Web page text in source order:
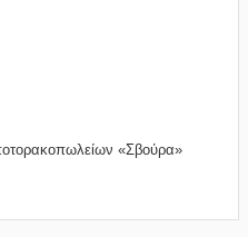
«Σβούρα»